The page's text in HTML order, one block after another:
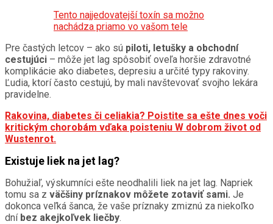
Tento najjedovatejší toxín sa možno
nachádza priamo vo vašom tele
Pre častých letcov – ako sú piloti, letušky a obchodní
cestujúci – môže jet lag spôsobiť oveľa horšie zdravotné
komplikácie ako diabetes, depresiu a určité typy rakoviny.
Ľudia, ktorí často cestujú, by mali navštevovať svojho lekára
pravidelne.
Rakovina, diabetes či celiakia? Poistite sa ešte dnes voči
kritickým chorobám vďaka poisteniu W dobrom život od
Wustenrot.
Existuje liek na jet lag?
Bohužiaľ, výskumníci ešte neodhalili liek na jet lag. Napriek
tomu sa z väčšiny príznakov môžete zotaviť sami. Je
dokonca veľká šanca, že vaše príznaky zmiznú za niekoľko
dní bez akejkoľvek liečby.